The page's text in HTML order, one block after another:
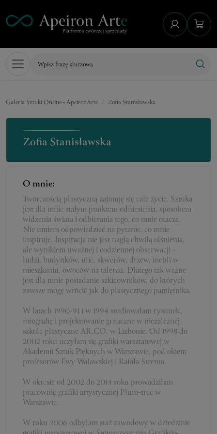
Galeria Sztuki Online - ApeironArte Zofia Stanisławska
Zofia Stanisławska
O mnie:
Twórczością plastyczną zajmuję się całe życie. Sztuka
jest dla mnie stałym punktem odniesienia, sposobem
widzenia świata i odbierania tego, co mnie otacza.
Nie umiem odpowiedzieć na pytanie, co mnie
inspiruje. Inspiracja nie jest nagłą chwilą olśnienia,
ale wynikiem uważnej i codziennej obserwacji -
ludzi, budynków, ulic, skwerów, drzew, mebli w
mieszkaniu, owoców na talerzu. Dlatego tak ważne
jest dla mnie posiadanie szkicowników, do których
zawsze mogę wrócić jak do plastycznego pamiętnika.
W latach 1990-91 i w 1994 studiowałam rysunek,
fotografię i projektowanie graficzne w niezależnej
szkole plastyczne AR.CO. w Lizbonie. Od 1998 do
2002 roku uczyłam się grafiki warsztatowej w
Akademii Sztuk Pięknych w Warszawie, pod okiem
profesorów Ewy Walawskiej i Rafała Strenta.
W okresie od 2002 do 2014 roku prowadziłam
pracownię grafiki artystycznej Plum-tree w
Warszawie.
W roku 2006 odbyłam staż zawodowy w dziedzinie